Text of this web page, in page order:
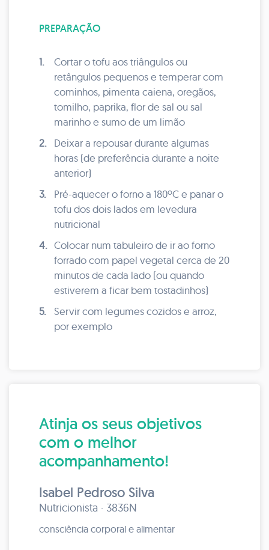
PREPARAÇÃO
1.
Cortar o tofu aos triângulos ou
retângulos pequenos e temperar com
cominhos, pimenta caiena, oregãos,
tomilho, paprika, flor de sal ou sal
marinho e sumo de um limão
2.
Deixar a repousar durante algumas
horas (de preferência durante a noite
anterior)
3.
Pré-aquecer o forno a 180ºC e panar o
tofu dos dois lados em levedura
nutricional
4. Colocar num tabuleiro de ir ao forno
forrado com papel vegetal cerca de 20
minutos de cada lado (ou quando
estiverem a ficar bem tostadinhos)
5.
Servir com legumes cozidos e arroz,
por exemplo
Atinja os seus objetivos
com o melhor
acompanhamento!
Isabel Pedroso Silva
Nutricionista · 3836N
consciência corporal e alimentar